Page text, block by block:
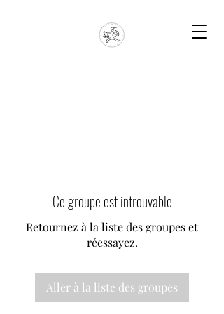
Ce groupe est introuvable
Retournez à la liste des groupes et
réessayez.
Aller à la liste des groupes